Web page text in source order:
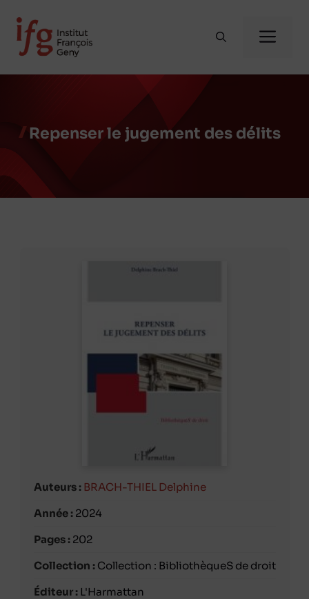
contenu
Repenser le jugement des délits
Auteurs : BRACH-THIEL Delphine
Année :2024
Pages :202
Collection :Collection : BibliothèqueS de droit
Éditeur :L'Harmattan